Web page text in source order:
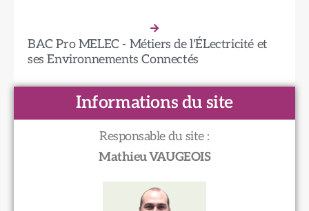
BAC Pro MELEC - Métiers de l'ÉLectricité et
ses Environnements Connectés
Informations du site
Responsable du site :
Mathieu VAUGEOIS